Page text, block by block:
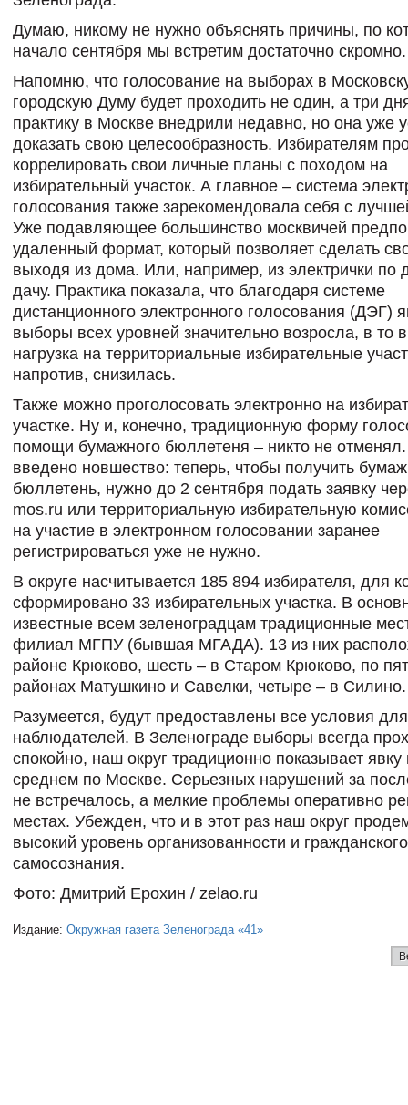
Думаю, никому не нужно объяснять причины, по
начало сентября мы встретим достаточно скромно.
Напомню, что голосование на выборах в
городскую Думу будет проходить не один, а три
практику в Москве внедрили недавно, но она уже
доказать свою целесообразность. Избирателям
коррелировать свои личные планы с походом на
избирательный участок. А главное – система
голосования также зарекомендовала себя с
Уже подавляющее большинство москвичей
удаленный формат, который позволяет сделать
выходя из дома. Или, например, из электрички по
дачу. Практика показала, что благодаря системе
дистанционного электронного голосования (ДЭГ)
выборы всех уровней значительно возросла, в то
нагрузка на территориальные избирательные
напротив, снизилась.
Также можно проголосовать электронно на
участке. Ну и, конечно, традиционную форму
помощи бумажного бюллетеня – никто не
введено новшество: теперь, чтобы получить
бюллетень, нужно до 2 сентября подать заявку
mos.ru или территориальную избирательную
на участие в электронном голосовании заранее
регистрироваться уже не нужно.
В округе насчитывается 185 894 избирателя, для
сформировано 33 избирательных участка. В
известные всем зеленоградцам традиционные
филиал МГПУ (бывшая МГАДА). 13 из них
районе Крюково, шесть – в Старом Крюково, по
районах Матушкино и Савелки, четыре – в Силино.
Разумеется, будут предоставлены все условия
наблюдателей. В Зеленограде выборы всегда
спокойно, наш округ традиционно показывает
среднем по Москве. Серьезных нарушений за
не встречалось, а мелкие проблемы оперативно
местах. Убежден, что и в этот раз наш округ
высокий уровень организованности и гражданского
самосознания.
Фото: Дмитрий Ерохин / zelao.ru
Издание: Окружная газета Зеленограда «41»